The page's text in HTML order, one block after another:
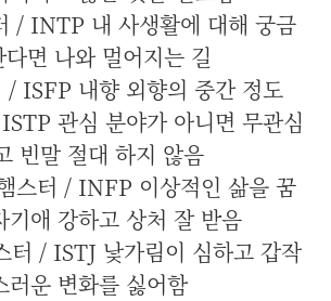
/ INTP 내 사생활에 대해 궁금
다면 나와 멀어지는 길
/ ISFP 내향 외향의 중간 정도
관심 분야가 아니면 무관심
빈말 절대 하지 않음
스터 / INFP 이상적인 삶을 꿈
기애 강하고 상처 잘 받음
터 / ISTJ 낯가림이 심하고 갑작
러운 변화를 싫어함